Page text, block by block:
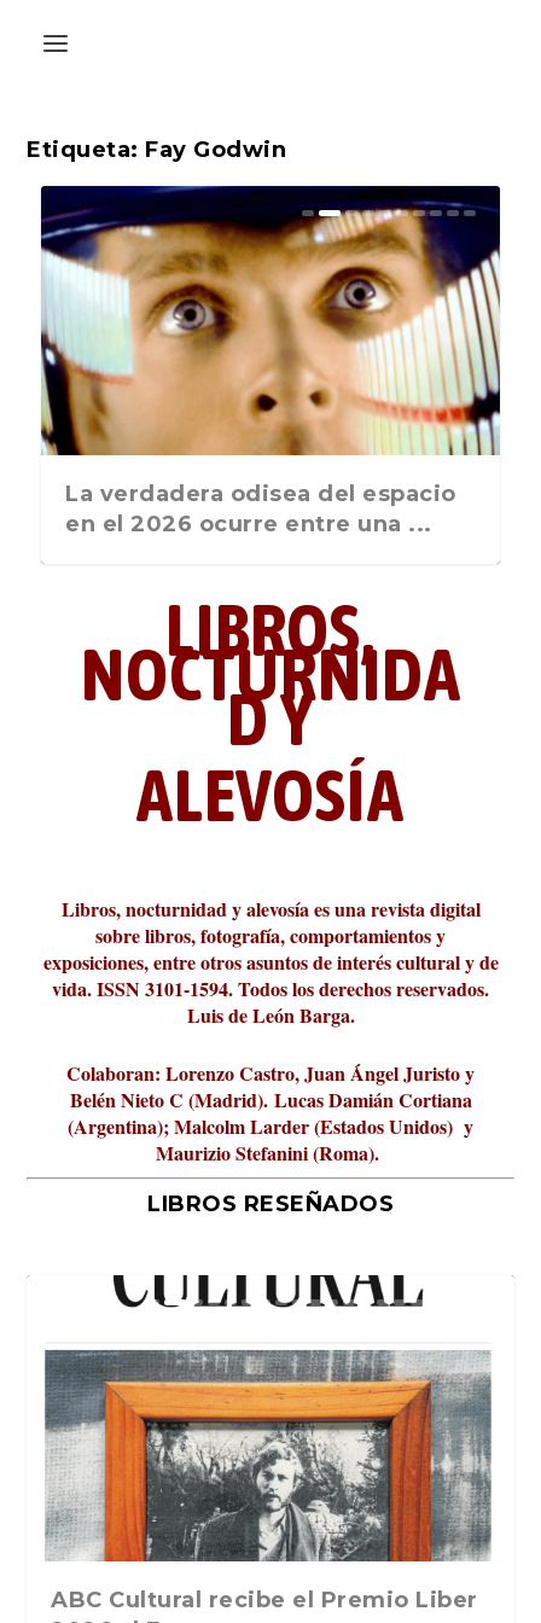
Etiqueta: Fay Godwin
La última postal de la temporada
nos recuerda que nos vamos ...
La verdadera odisea del espacio
en el 2026 ocurre entre una ...
Liber 2026 al Fomento de la Le...
Revista Cultural Turia, númer...
10.000 pasos al día? Lo que d...
paisajística del mar de Sicil...
París
metafísicos de la novela ne...
LIBROS,
NOCTURNIDA
D Y
ALEVOSÍA
Libros, nocturnidad y alevosía es una revista digital
sobre libros, fotografía, comportamientos y
exposiciones, entre otros asuntos de interés cultural y de
vida. ISSN 3101-1594. Todos los derechos reservados.
Luis de León Barga.
Colaboran: Lorenzo Castro, Juan Ángel Juristo y
Belén Nieto C (Madrid). Lucas Damián Cortiana
(Argentina); Malcolm Larder (Estados Unidos) y
Maurizio Stefanini (Roma).
LIBROS RESEÑADOS
La verdadera odisea del espacio en
ABC Cultural recibe el Premio Liber
La cultura de la transgresión.